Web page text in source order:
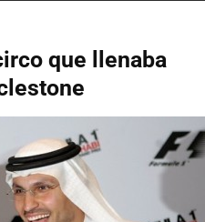
que llenaba